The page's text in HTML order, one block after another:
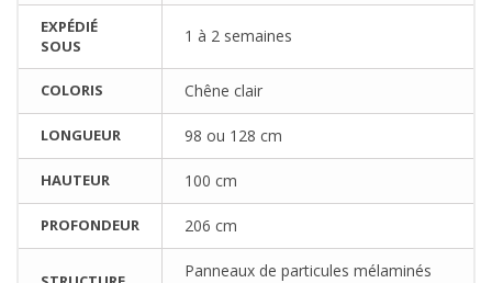
EXPÉDIÉ
SOUS
1 à 2 semaines
COLORIS Chêne clair
LONGUEUR 98 ou 128 cm
HAUTEUR 100 cm
PROFONDEUR 206 cm
Panneaux de particules mélaminés